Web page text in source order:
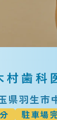
県羽生市
駐車場